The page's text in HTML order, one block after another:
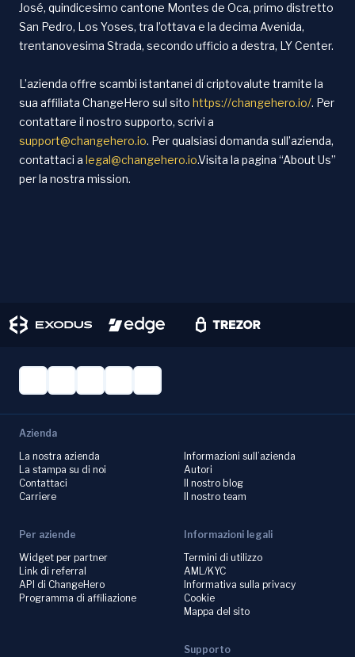
José, quindicesimo cantone Montes de Oca, primo distretto
San Pedro, Los Yoses, tra l’ottava e la decima Avenida,
trentanovesima Strada, secondo ufficio a destra, LY Center.
L’azienda offre scambi istantanei di criptovalute tramite la
sua affiliata ChangeHero sul sito https://changehero.io/. Per
contattare il nostro supporto, scrivi a
support@changehero.io. Per qualsiasi domanda sull’azienda,
contattaci a legal@changehero.io.Visita la pagina “About Us”
per la nostra mission.
Azienda
La nostra azienda
La stampa su di noi
Contattaci
Carriere
Informazioni sull’azienda
Autori
Il nostro blog
Il nostro team
Per aziende
Widget per partner
Link di referral
API di ChangeHero
Programma di affiliazione
Informazioni legali
Termini di utilizzo
AML/KYC
Informativa sulla privacy
Cookie
Mappa del sito
Supporto